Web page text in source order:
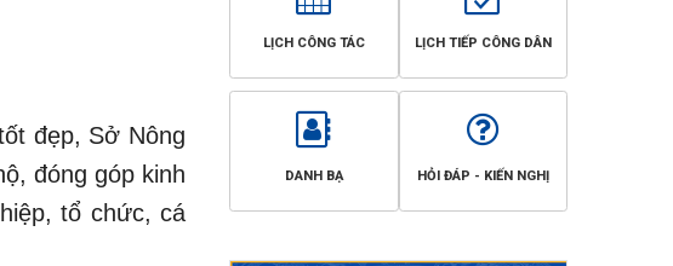
đẹp, Sở Nông
đóng góp kinh
tổ chức, cá
LỊCH CÔNG TÁC LỊCH TIẾP CÔNG DÂN
DANH BẠ HỎI ĐÁP - KIẾN NGHỊ